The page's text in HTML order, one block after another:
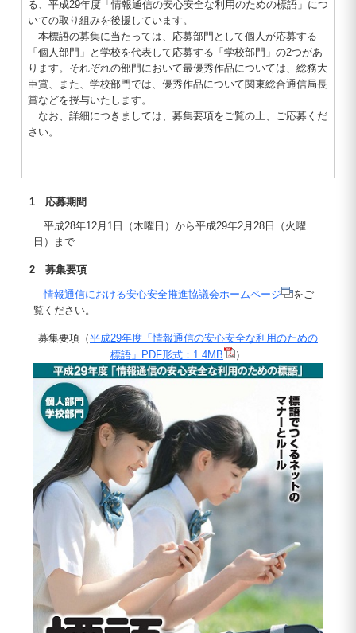
る、平成29年度「情報通信の安心安全な利用のための標語」につ
いての取り組みを後援しています。
本標語の募集に当たっては、応募部門として個人が応募する
「個人部門」と学校を代表して応募する「学校部門」の2つがあ
ります。それぞれの部門において最優秀作品については、総務大
臣賞、また、学校部門では、優秀作品について関東総合通信局長
賞などを授与いたします。
なお、詳細につきましては、募集要項をご覧の上、ご応募くだ
さい。
1 応募期間
平成28年12月1日（木曜日）から平成29年2月28日（火曜
日）まで
2 募集要項
情報通信における安心安全推進協議会ホームページ
をご
覧ください。
募集要項（平成29年度「情報通信の安心安全な利用のための
標語」PDF形式：1.4MB
）